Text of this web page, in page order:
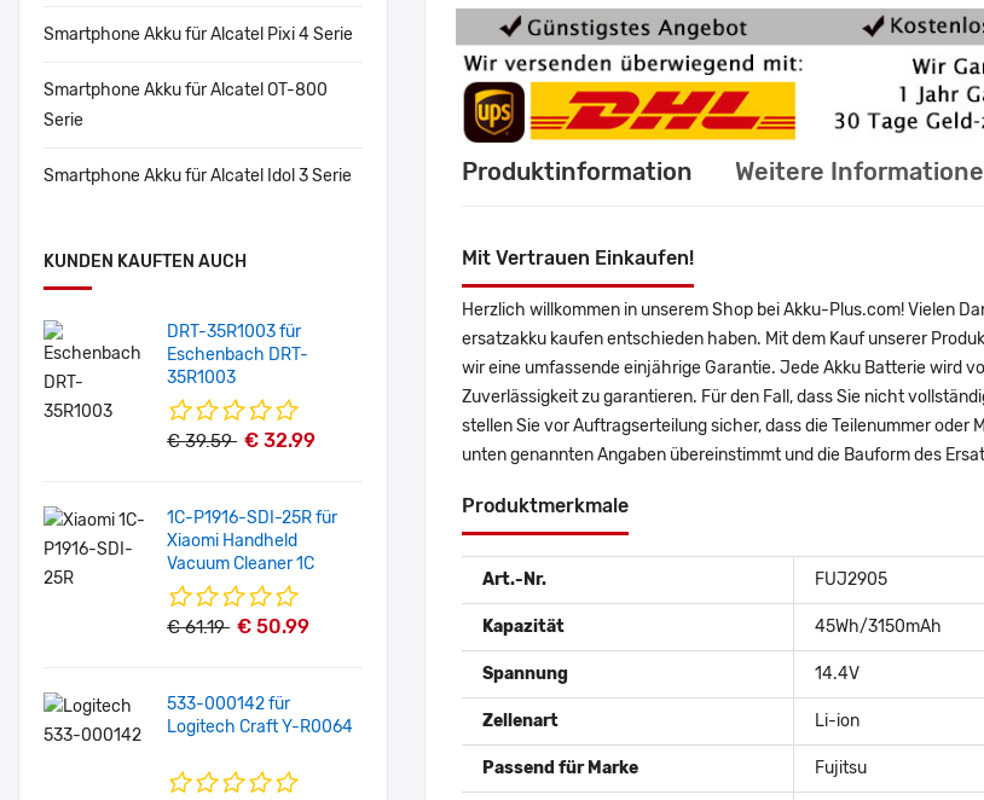
Smartphone Akku für Alcatel Pixi 4 Serie
Smartphone Akku für Alcatel OT-800
Serie
Smartphone Akku für Alcatel Idol 3 Serie
KUNDEN KAUFTEN AUCH
DRT-35R1003 für
Eschenbach DRT-
35R1003
€ 39.59 € 32.99
1C-P1916-SDI-25R für
Xiaomi Handheld
Vacuum Cleaner 1C
€ 61.19 € 50.99
533-000142 für
Logitech Craft Y-R0064
Produktinformation Weitere
Mit Vertrauen Einkaufen!
Herzlich willkommen in unserem Shop bei Akku-Plus.com! Vielen
ersatzakku kaufen entschieden haben. Mit dem Kauf unserer
wir eine umfassende einjährige Garantie. Jede Akku Batterie wird
Zuverlässigkeit zu garantieren. Für den Fall, dass Sie nicht
stellen Sie vor Auftragserteilung sicher, dass die Teilenummer
unten genannten Angaben übereinstimmt und die Bauform des
Produktmerkmale
Art.-Nr. FUJ2905
Kapazität 45Wh/3150mAh
Spannung 14.4V
Zellenart Li-ion
Passend für Marke Fujitsu